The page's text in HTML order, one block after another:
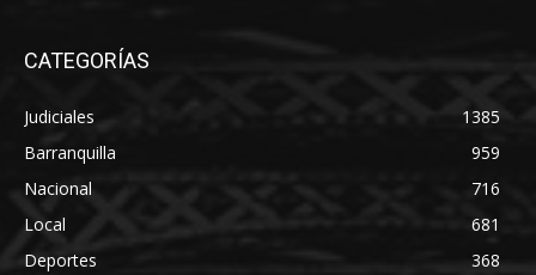
CATEGORÍAS
Judiciales
1385
Barranquilla
959
Nacional
716
Local
681
Deportes
368